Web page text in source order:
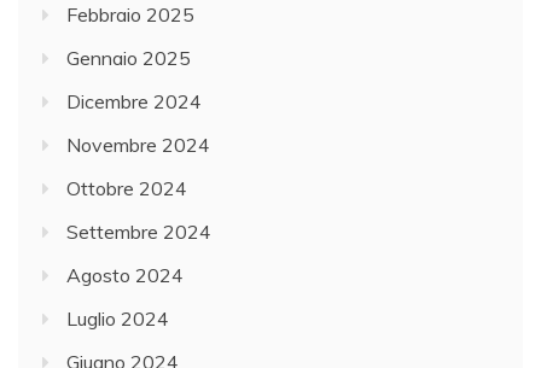
Febbraio 2025
Gennaio 2025
Dicembre 2024
Novembre 2024
Ottobre 2024
Settembre 2024
Agosto 2024
Luglio 2024
Giugno 2024